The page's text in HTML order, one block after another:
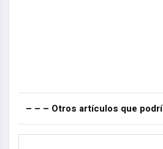
– – – Otros artículos que